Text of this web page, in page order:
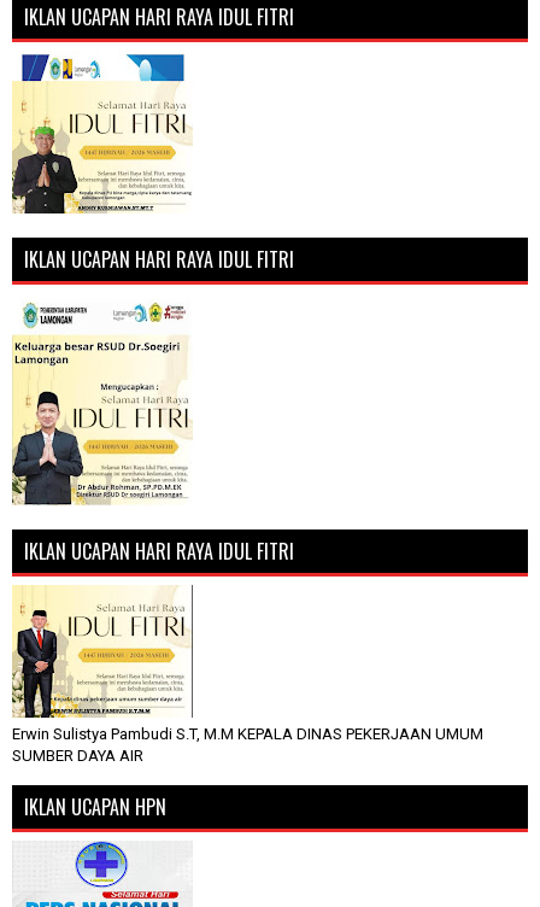
IKLAN UCAPAN HARI RAYA IDUL FITRI
IKLAN UCAPAN HARI RAYA IDUL FITRI
IKLAN UCAPAN HARI RAYA IDUL FITRI
Erwin Sulistya Pambudi S.T, M.M KEPALA DINAS PEKERJAAN UMUM
SUMBER DAYA AIR
IKLAN UCAPAN HPN